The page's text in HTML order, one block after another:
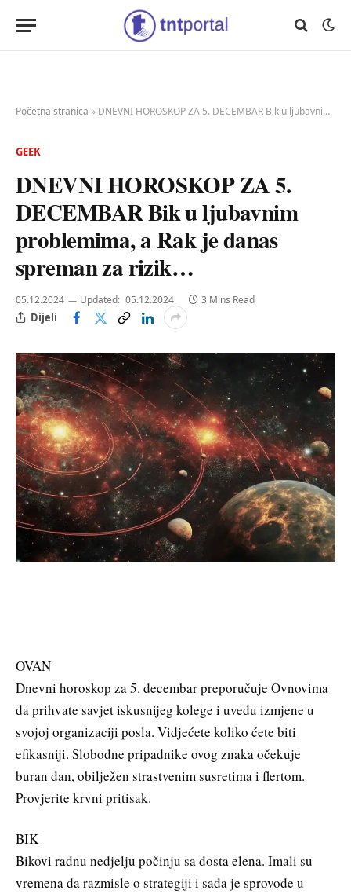
Početna stranica » DNEVNI HOROSKOP ZA 5. DECEMBAR Bik u ljubavnim problemima, a Rak je danas spreman za rizik…
GEEK
DNEVNI HOROSKOP ZA 5.
DECEMBAR Bik u ljubavnim
problemima, a Rak je danas
spreman za rizik…
05.12.2024 Updated: 05.12.2024 3 Mins Read
Dijeli
OVAN
Dnevni horoskop za 5. decembar preporučuje Ovnovima
da prihvate savjet iskusnijeg kolege i uvedu izmjene u
svojoj organizaciji posla. Vidjećete koliko ćete biti
efikasniji. Slobodne pripadnike ovog znaka očekuje
buran dan, obilježen strastvenim susretima i flertom.
Provjerite krvni pritisak.
BIK
Bikovi radnu nedjelju počinju sa dosta elena. Imali su
vremena da razmisle o strategiji i sada je sprovode u